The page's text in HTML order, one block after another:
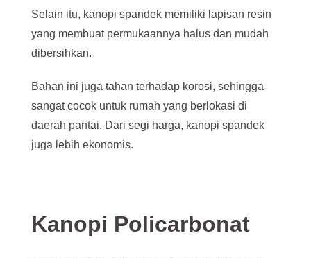
Selain itu, kanopi spandek memiliki lapisan resin
yang membuat permukaannya halus dan mudah
dibersihkan.
Bahan ini juga tahan terhadap korosi, sehingga
sangat cocok untuk rumah yang berlokasi di
daerah pantai. Dari segi harga, kanopi spandek
juga lebih ekonomis.
Kanopi Policarbonat